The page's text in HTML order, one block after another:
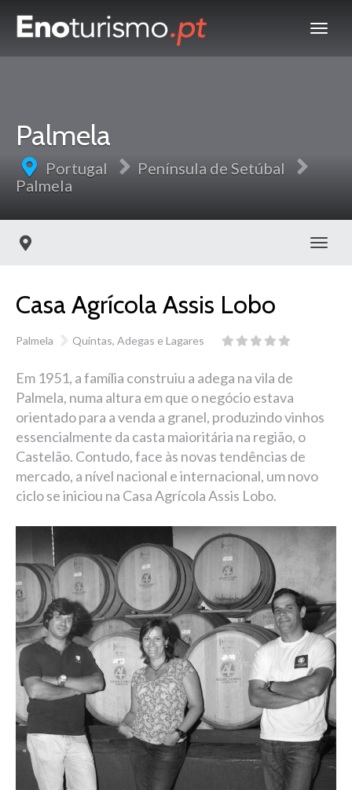
Palmela
Portugal
Península de Setúbal
Palmela
Casa Agrícola Assis Lobo
Palmela Quintas, Adegas e Lagares
Em 1951, a família construiu a adega na vila de
Palmela, numa altura em que o negócio estava
orientado para a venda a granel, produzindo vinhos
essencialmente da casta maioritária na região, o
Castelão. Contudo, face às novas tendências de
mercado, a nível nacional e internacional, um novo
ciclo se iniciou na Casa Agrícola Assis Lobo.